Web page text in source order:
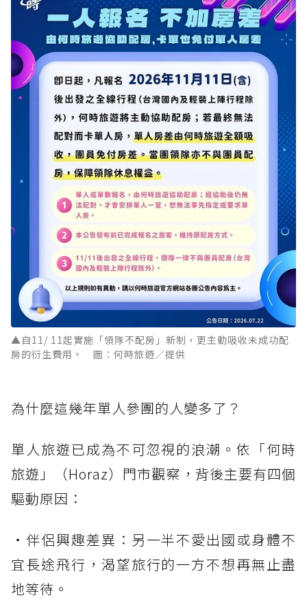
▲自11/ 11起實施「領隊不配房」新制，更主動吸收未成功配
房的衍生費用。 圖：何時旅遊／提供
為什麼這幾年單人參團的人變多了？
單人旅遊已成為不可忽視的浪潮。依「何時
旅遊」（Horaz）門市觀察，背後主要有四個
驅動原因：
・伴侶興趣差異：另一半不愛出國或身體不
宜長途飛行，渴望旅行的一方不想再無止盡
地等待。